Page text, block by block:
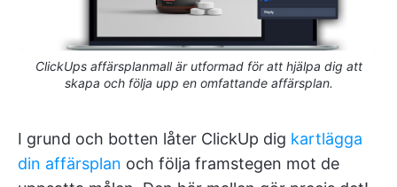
ClickUps affärsplanmall är utformad för att hjälpa dig att
skapa och följa upp en omfattande affärsplan.
I grund och botten låter ClickUp dig kartlägga
din affärsplan och följa framstegen mot de